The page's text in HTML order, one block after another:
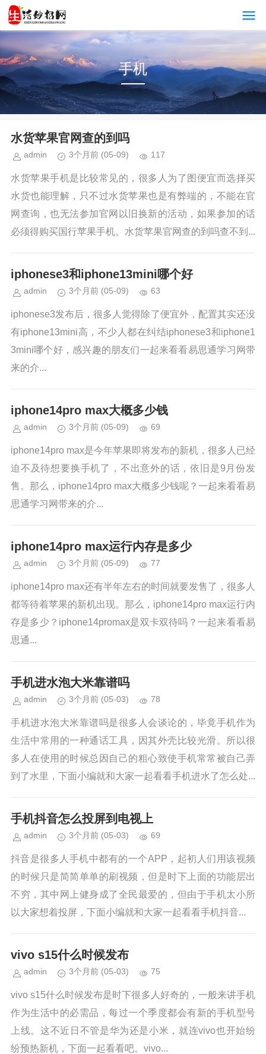
手机
水货苹果官网查的到吗
admin 3个月前 (05-09) 117
水货苹果手机是比较常见的，很多人为了图便宜而选择买
水货也能理解，只不过水货苹果也是有弊端的，不能在官
网查询，也无法参加官网以旧换新的活动，如果参加的话
必须得购买国行苹果手机。水货苹果官网查的到吗查不到...
iphonese3和iphone13mini哪个好
admin 3个月前 (05-09) 63
iphonese3发布后，很多人觉得除了便宜外，配置其实还没
有iphone13mini高，不少人都在纠结iphonese3和iphone1
3mini哪个好，感兴趣的朋友们一起来看看易思通学习网带
来的介...
iphone14pro max大概多少钱
admin 3个月前 (05-09) 69
iphone14pro max是今年苹果即将发布的新机，很多人已经
迫不及待想要换手机了，不出意外的话，依旧是9月份发
售。那么，iphone14pro max大概多少钱呢？一起来看看易
思通学习网带来的介...
iphone14pro max运行内存是多少
admin 3个月前 (05-09) 77
iphone14pro max还有半年左右的时间就要发售了，很多人
都等待着苹果的新机出现。那么，iphone14pro max运行内
存是多少？iphone14promax是双卡双待吗？一起来看看易
思通...
手机进水泡大米靠谱吗
admin 3个月前 (05-03) 78
手机进水泡大米靠谱吗是很多人会谈论的，毕竟手机作为
生活中常用的一种通话工具，因其外壳比较光滑。所以很
多人在使用的时候总因自己的粗心致使手机常常被自己弄
到了水里，下面小编就和大家一起看看手机进水了怎么处...
手机抖音怎么投屏到电视上
admin 3个月前 (05-03) 69
抖音是很多人手机中都有的一个APP，起初人们用该视频
的时候只是简简单单的刷视频，但是时下上面的功能层出
不穷，其中网上健身成了全民最爱的，但由于手机太小所
以大家想着投屏，下面小编就和大家一起看看手机抖音...
vivo s15什么时候发布
admin 3个月前 (05-03) 75
vivo s15什么时候发布是时下很多人好奇的，一般来讲手机
作为生活中的必需品，每过一个季度都会有新的手机型号
上线。这不近日不管是华为还是小米，就连vivo也开始纷
纷预热新机，下面一起看看吧。vivo...